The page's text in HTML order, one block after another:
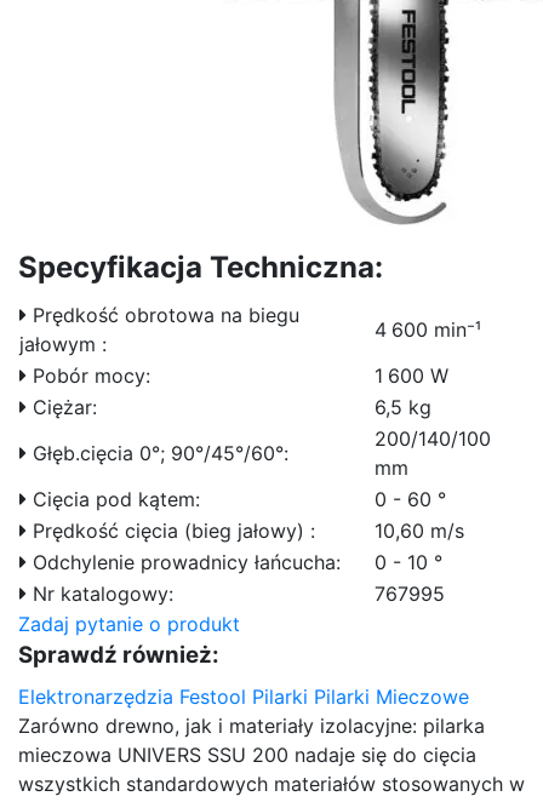
Specyfikacja Techniczna:
Prędkość obrotowa na biegu
jałowym :
4 600 min⁻¹
Pobór mocy:
1 600 W
Ciężar:
6,5 kg
Głęb.cięcia 0°; 90°/45°/60°:
200/140/100
mm
Cięcia pod kątem:
0 - 60 °
Prędkość cięcia (bieg jałowy) :
10,60 m/s
Odchylenie prowadnicy łańcucha:
0 - 10 °
Nr katalogowy:
767995
Zadaj pytanie o produkt
Sprawdź również:
Elektronarzędzia Festool Pilarki Pilarki Mieczowe
Zarówno drewno, jak i materiały izolacyjne: pilarka
mieczowa UNIVERS SSU 200 nadaje się do cięcia
wszystkich standardowych materiałów stosowanych w